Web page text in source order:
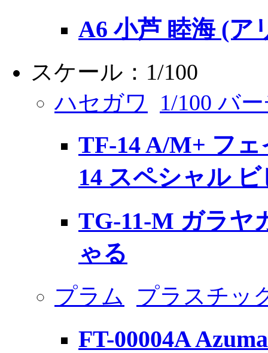
A6 小芦 睦海 (ア
スケール：1/100
ハセガワ
1/100 バ
TF-14 A/M+ フ
14 スペシャル
TG-11-M ガラヤ
ゃる
プラム プラスチッ
FT-00004A